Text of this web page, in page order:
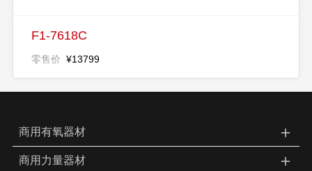
F1-7618C
零售价 ¥13799
商用有氧器材 ＋
商用力量器材 ＋